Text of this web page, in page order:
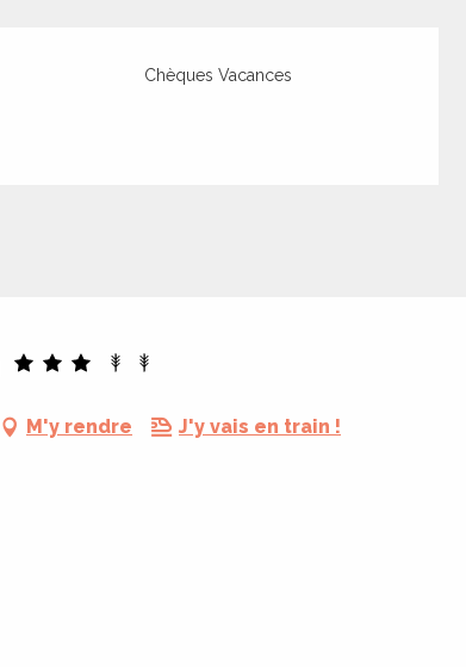
Chèques Vacances
M'y rendre J'y vais en train !